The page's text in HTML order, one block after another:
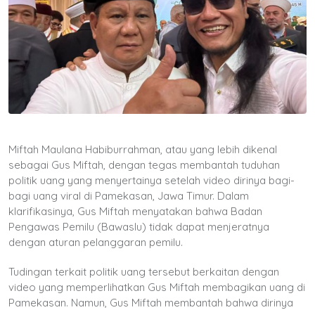
Miftah Maulana Habiburrahman, atau yang lebih dikenal
sebagai Gus Miftah, dengan tegas membantah tuduhan
politik uang yang menyertainya setelah video dirinya bagi-
bagi uang viral di Pamekasan, Jawa Timur. Dalam
klarifikasinya, Gus Miftah menyatakan bahwa Badan
Pengawas Pemilu (Bawaslu) tidak dapat menjeratnya
dengan aturan pelanggaran pemilu.
Tudingan terkait politik uang tersebut berkaitan dengan
video yang memperlihatkan Gus Miftah membagikan uang di
Pamekasan. Namun, Gus Miftah membantah bahwa dirinya